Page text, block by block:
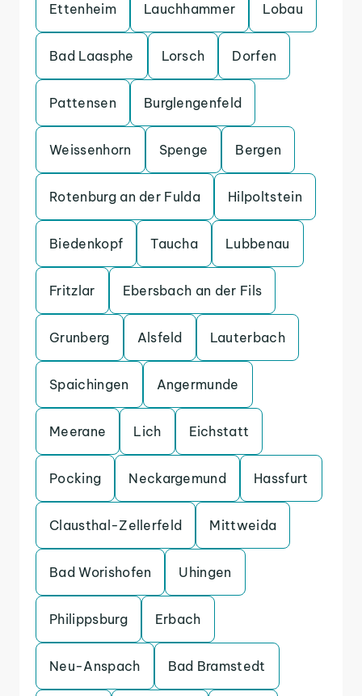
Ettenheim Lauchhammer Lobau
Bad Laasphe Lorsch Dorfen
Pattensen Burglengenfeld
Weissenhorn Spenge Bergen
Rotenburg an der Fulda Hilpoltstein
Biedenkopf Taucha Lubbenau
Fritzlar Ebersbach an der Fils
Grunberg Alsfeld Lauterbach
Spaichingen Angermunde
Meerane Lich Eichstatt
Pocking Neckargemund Hassfurt
Clausthal-Zellerfeld Mittweida
Bad Worishofen Uhingen
Philippsburg Erbach
Neu-Anspach Bad Bramstedt